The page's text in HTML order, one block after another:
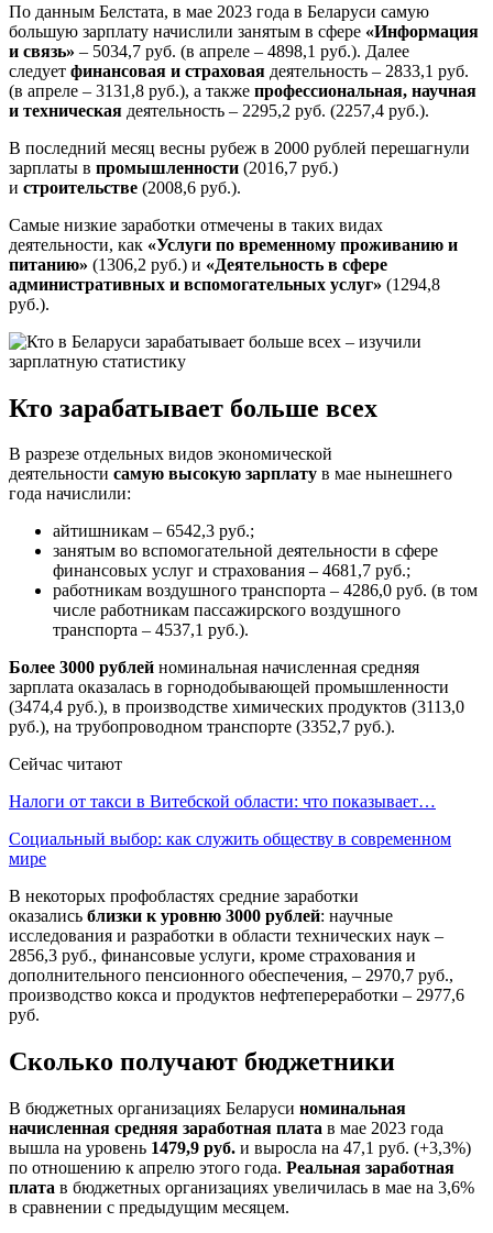
По данным Белстата, в мае 2023 года в Беларуси самую
большую зарплату начислили занятым в сфере «Информация
и связь» – 5034,7 руб. (в апреле – 4898,1 руб.). Далее
следует финансовая и страховая деятельность – 2833,1 руб.
(в апреле – 3131,8 руб.), а также профессиональная, научная
и техническая деятельность – 2295,2 руб. (2257,4 руб.).
В последний месяц весны рубеж в 2000 рублей перешагнули
зарплаты в промышленности (2016,7 руб.)
и строительстве (2008,6 руб.).
Самые низкие заработки отмечены в таких видах
деятельности, как «Услуги по временному проживанию и
питанию» (1306,2 руб.) и «Деятельность в сфере
административных и вспомогательных услуг» (1294,8
руб.).
Кто зарабатывает больше всех
В разрезе отдельных видов экономической
деятельности самую высокую зарплату в мае нынешнего
года начислили:
айтишникам – 6542,3 руб.;
занятым во вспомогательной деятельности в сфере
финансовых услуг и страхования – 4681,7 руб.;
работникам воздушного транспорта – 4286,0 руб. (в том
числе работникам пассажирского воздушного
транспорта – 4537,1 руб.).
Более 3000 рублей номинальная начисленная средняя
зарплата оказалась в горнодобывающей промышленности
(3474,4 руб.), в производстве химических продуктов (3113,0
руб.), на трубопроводном транспорте (3352,7 руб.).
Сейчас читают
Налоги от такси в Витебской области: что показывает…
Социальный выбор: как служить обществу в современном
мире
В некоторых профобластях средние заработки
оказались близки к уровню 3000 рублей: научные
исследования и разработки в области технических наук –
2856,3 руб., финансовые услуги, кроме страхования и
дополнительного пенсионного обеспечения, – 2970,7 руб.,
производство кокса и продуктов нефтепереработки – 2977,6
руб.
Сколько получают бюджетники
В бюджетных организациях Беларуси номинальная
начисленная средняя заработная плата в мае 2023 года
вышла на уровень 1479,9 руб. и выросла на 47,1 руб. (+3,3%)
по отношению к апрелю этого года. Реальная заработная
плата в бюджетных организациях увеличилась в мае на 3,6%
в сравнении с предыдущим месяцем.